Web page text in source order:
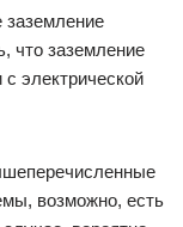
заземление
что заземление
электрической
возможно, есть